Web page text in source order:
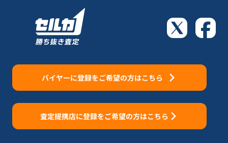
バイヤーに登録をご希望の方はこちら
査定提携店に登録をご希望の方はこちら